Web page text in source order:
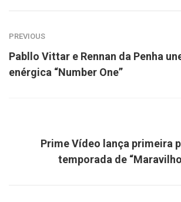
PREVIOUS
Pabllo Vittar e Rennan da Penha
enérgica “Number One”
Prime Vídeo lança primeira
temporada de